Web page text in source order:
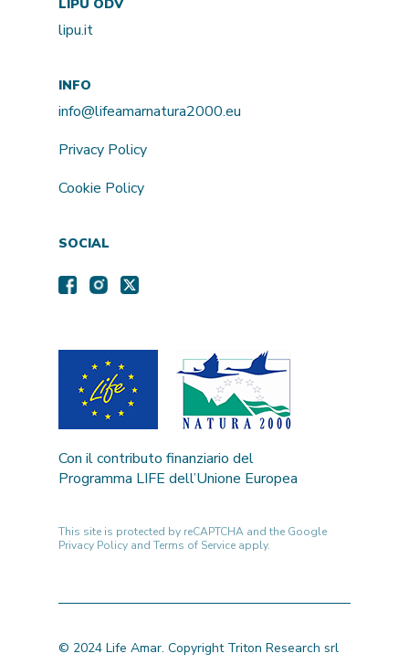
LIPU ODV
lipu.it
INFO
info@lifeamarnatura2000.eu
Privacy Policy
Cookie Policy
SOCIAL
Con il contributo finanziario del
Programma LIFE dell’Unione Europea
This site is protected by reCAPTCHA and the Google
Privacy Policy and Terms of Service apply.
© 2024 Life Amar. Copyright Triton Research srl